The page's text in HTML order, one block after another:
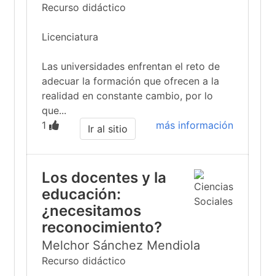
Recurso didáctico
Licenciatura
Las universidades enfrentan el reto de
adecuar la formación que ofrecen a la
realidad en constante cambio, por lo
que...
1
más información
Ir al sitio
Los docentes y la
educación:
¿necesitamos
reconocimiento?
Melchor Sánchez Mendiola
Recurso didáctico